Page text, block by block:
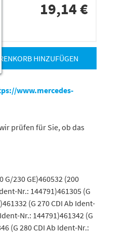
19,14 €
HINZUFÜGEN
www.mercedes-
prüfen für Sie, ob das
G/230 GE)460532 (200
Nr.: 144791)461305 (G
(G 270 CDI Ab Ident-
Nr.: 144791)461342 (G
(G 280 CDI Ab Ident-Nr.: